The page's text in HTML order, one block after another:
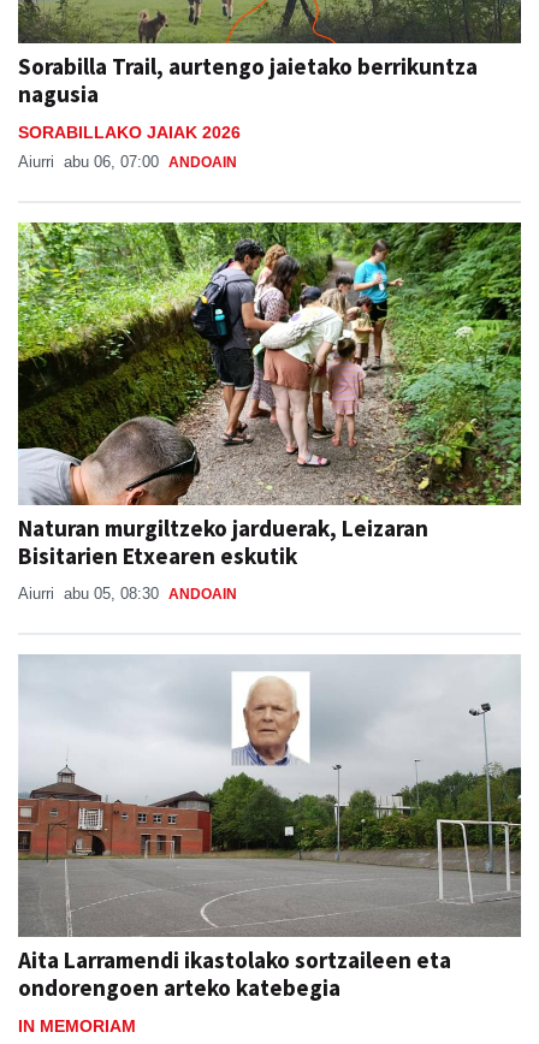
Sorabilla Trail, aurtengo jaietako berrikuntza
nagusia
SORABILLAKO JAIAK 2026
Aiurri abu 06, 07:00 ANDOAIN
Naturan murgiltzeko jarduerak, Leizaran
Bisitarien Etxearen eskutik
Aiurri abu 05, 08:30 ANDOAIN
Aita Larramendi ikastolako sortzaileen eta
ondorengoen arteko katebegia
IN MEMORIAM